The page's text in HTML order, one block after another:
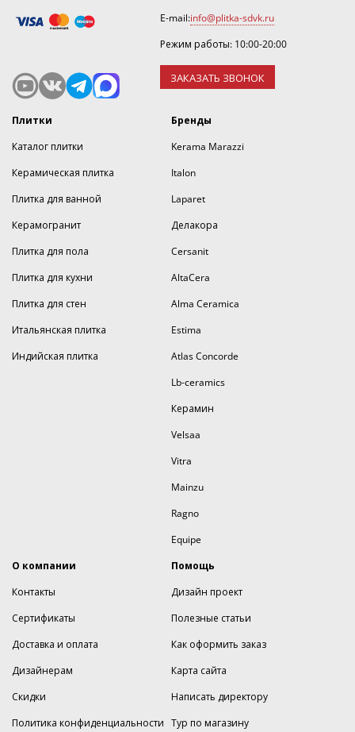
E-mail:info@plitka-sdvk.ru
Режим работы: 10:00-20:00
ЗАКАЗАТЬ ЗВОНОК
Плитки
Каталог плитки
Керамическая плитка
Плитка для ванной
Керамогранит
Плитка для пола
Плитка для кухни
Плитка для стен
Итальянская плитка
Индийская плитка
Бренды
Kerama Marazzi
Italon
Laparet
Делакора
Cersanit
AltaCera
Alma Ceramica
Estima
Atlas Concorde
Lb-ceramics
Керамин
Velsaa
Vitra
Mainzu
Ragno
Equipe
О компании
Контакты
Сертификаты
Доставка и оплата
Дизайнерам
Скидки
Политика конфиденциальности
Помощь
Дизайн проект
Полезные статьи
Как оформить заказ
Карта сайта
Написать директору
Тур по магазину